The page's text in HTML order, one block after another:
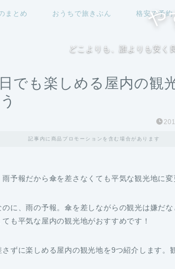
まとめ おうちで旅きぶん 格安で予約
や
どこよりも、誰よりも安く
でも楽しめる屋内の観
記事内に商品プロモーションを含む場合があります
雨予報だから傘を差さなくても平気な観光地に変
に、雨の予報。傘を差しながらの観光は嫌だ
も平気な屋内の観光地がおすすめです！
ずに楽しめる屋内の観光地を9つ紹介します。